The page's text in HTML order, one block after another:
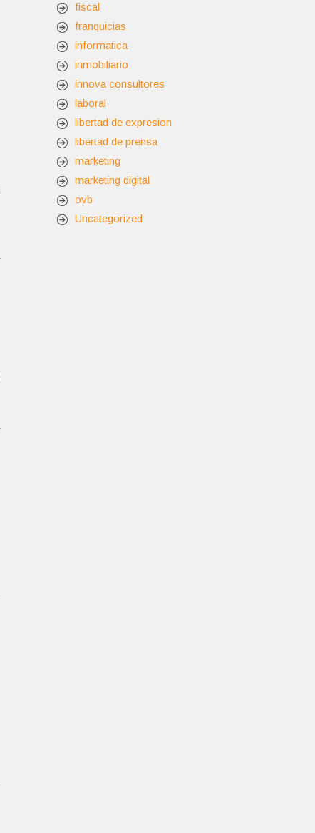
fiscal
franquicias
informatica
inmobiliario
innova consultores
laboral
libertad de expresion
libertad de prensa
marketing
marketing digital
ovb
Uncategorized